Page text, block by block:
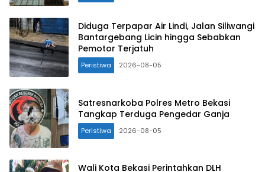
Diduga Terpapar Air Lindi, Jalan Siliwangi
Bantargebang Licin hingga Sebabkan
Pemotor Terjatuh
Peristiwa 2026-08-05
Satresnarkoba Polres Metro Bekasi
Tangkap Terduga Pengedar Ganja
Peristiwa 2026-08-05
Wali Kota Bekasi Perintahkan DLH